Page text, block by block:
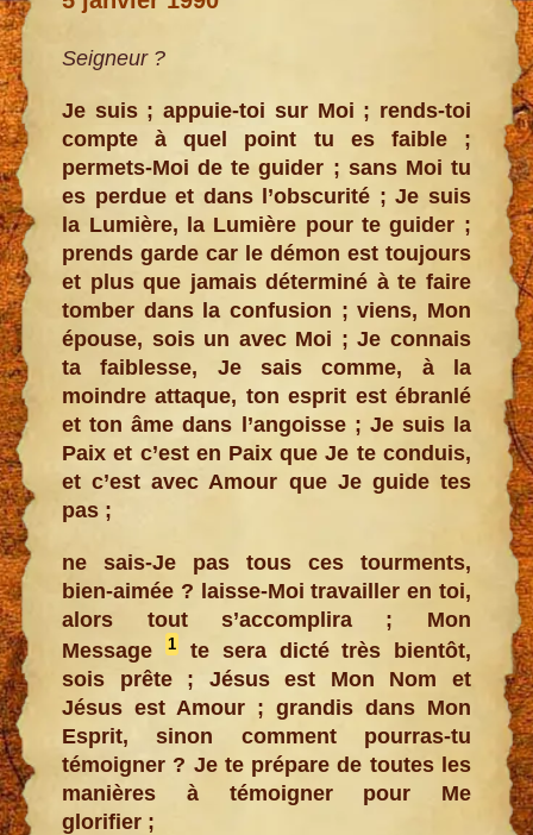
Seigneur ?
Je suis ; appuie-toi sur Moi ; rends-toi
compte à quel point tu es faible ;
permets-Moi de te guider ; sans Moi tu
es perdue et dans l’obscurité ; Je suis
la Lumière, la Lumière pour te guider ;
prends garde car le démon est toujours
et plus que jamais déterminé à te faire
tomber dans la confusion ; viens, Mon
épouse, sois un avec Moi ; Je connais
ta faiblesse, Je sais comme, à la
moindre attaque, ton esprit est ébranlé
et ton âme dans l’angoisse ; Je suis la
Paix et c’est en Paix que Je te conduis,
et c’est avec Amour que Je guide tes
pas ;
ne sais-Je pas tous ces tourments,
bien-aimée ? laisse-Moi travailler en toi,
alors tout s’accomplira ; Mon
Message
1te sera dicté très bientôt,
sois prête ; Jésus est Mon Nom et
Jésus est Amour ; grandis dans Mon
Esprit, sinon comment pourras-tu
témoigner ? Je te prépare de toutes les
manières à témoigner pour Me
glorifier ;